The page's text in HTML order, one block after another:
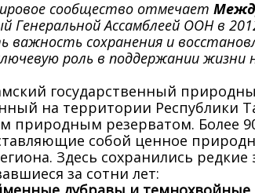
сообщество отмечает
Генеральной Ассамблеей ООН в
важность сохранения и
роль в поддержании жизни
государственный
на территории Республики
природным резерватом. Более
собой ценное
Здесь сохранились
за сотни лет: